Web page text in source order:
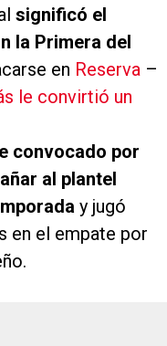
significó el
la Primera del
en Reserva –
le convirtió un
convocado por
al plantel
y jugó
en el empate por